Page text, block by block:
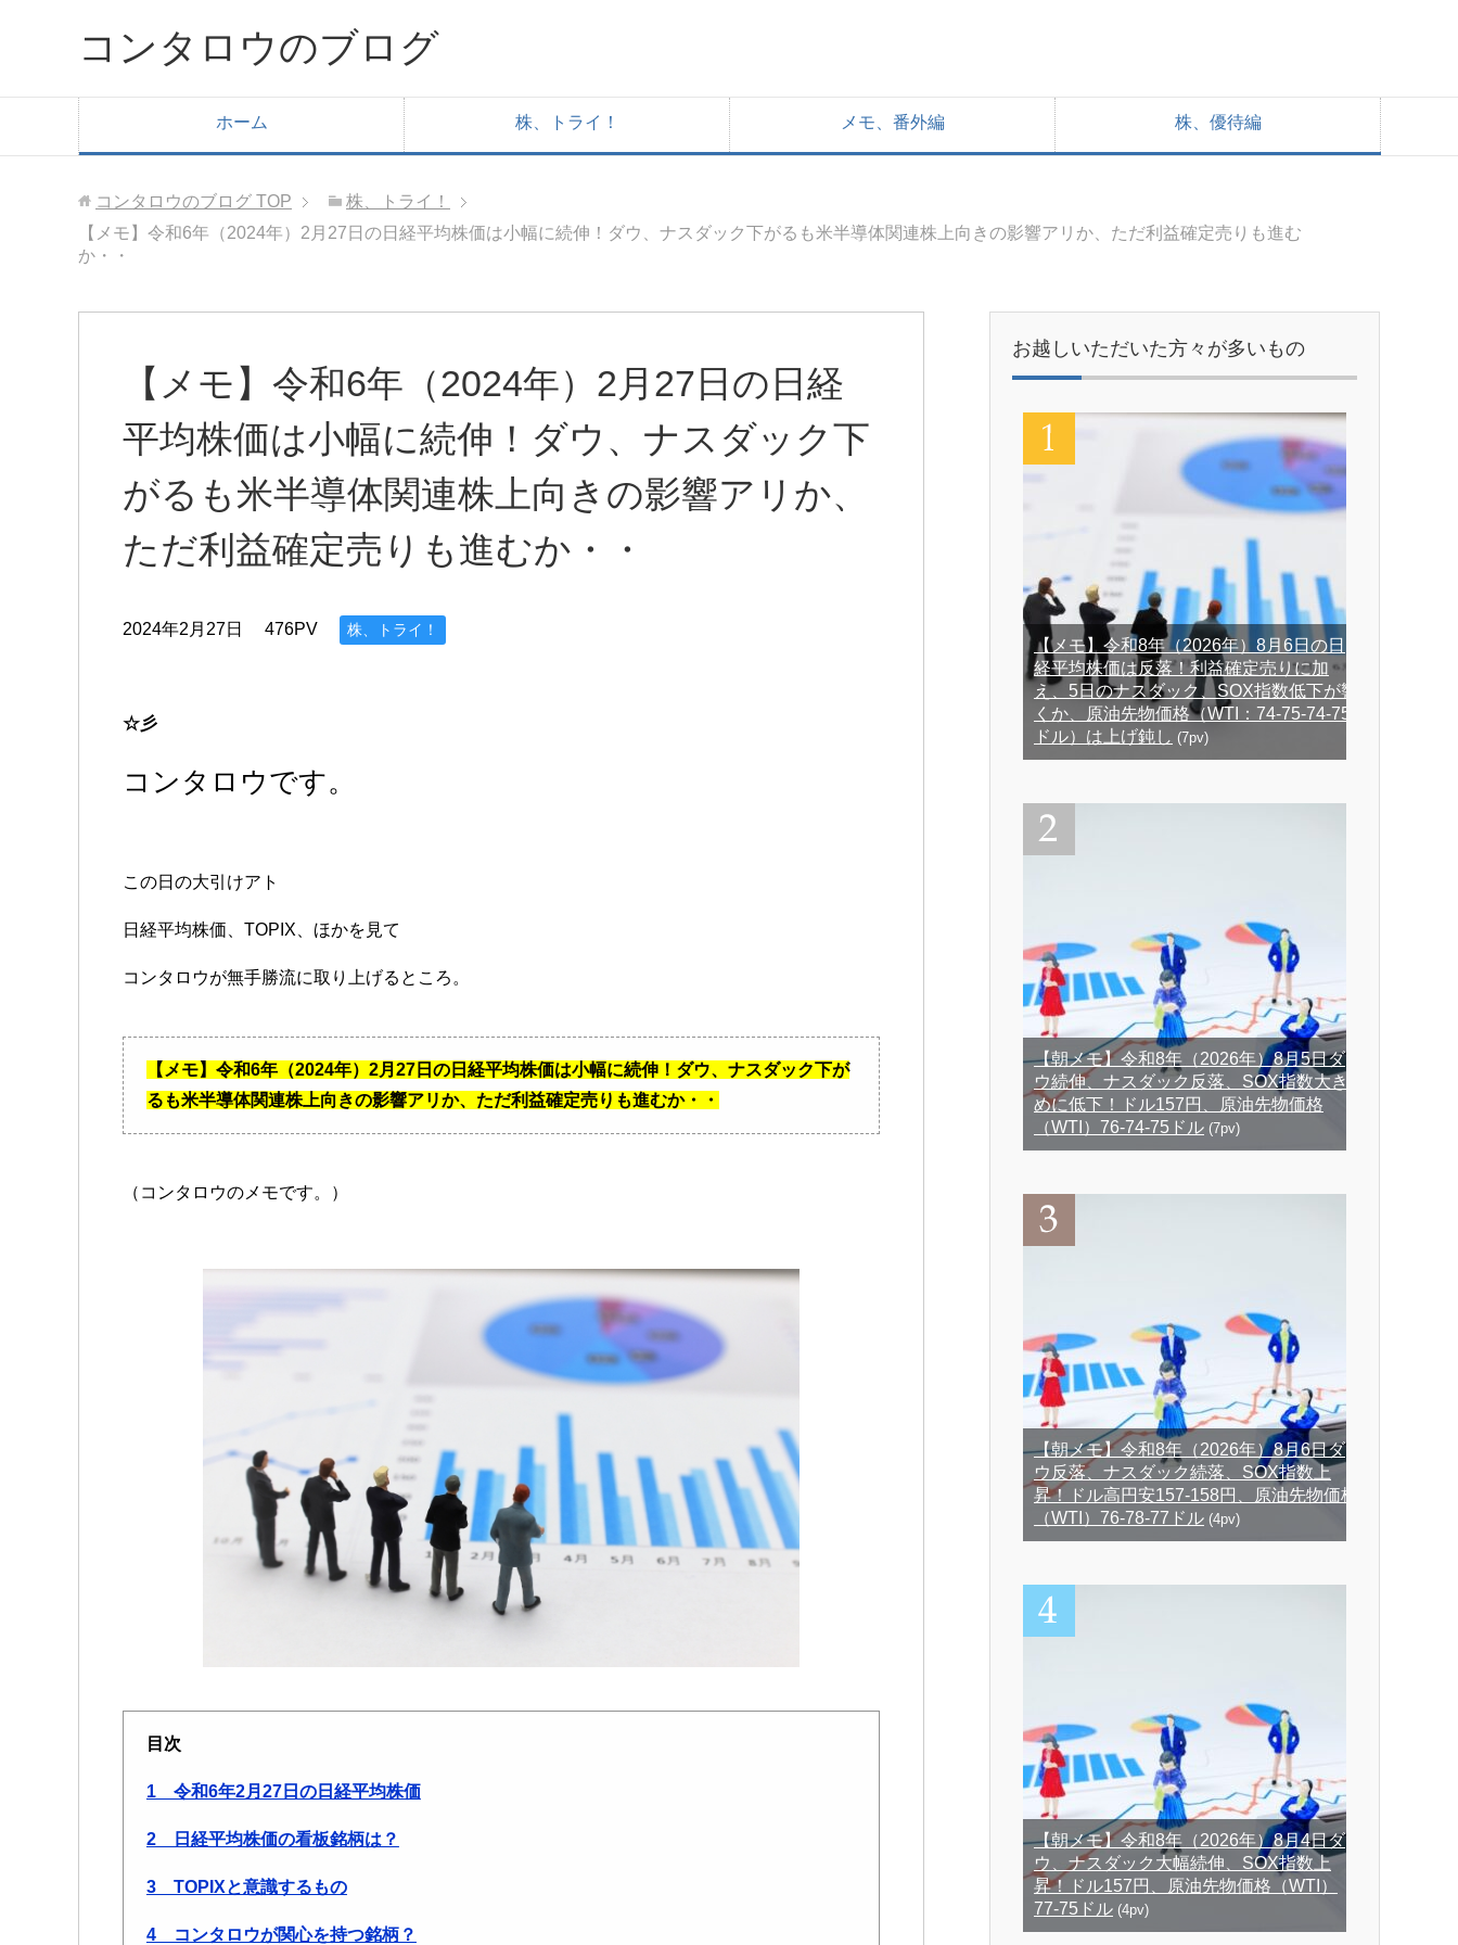
コンタロウのブログ
ホーム 株、トライ！ メモ、番外編 株、優待編
コンタロウのブログ TOP
株、トライ！
【メモ】令和6年（2024年）2月27日の日経平均株価は小幅に続伸！ダウ、ナスダック下がるも米半導体関連株上向きの影響アリか、ただ利益確定売りも進む
か・・
【メモ】令和6年（2024年）2月27日の日経
平均株価は小幅に続伸！ダウ、ナスダック下
がるも米半導体関連株上向きの影響アリか、
ただ利益確定売りも進むか・・
2024年2月27日 476PV 株、トライ！
☆彡
コンタロウです。
この日の大引けアト
日経平均株価、TOPIX、ほかを見て
コンタロウが無手勝流に取り上げるところ。
【メモ】令和6年（2024年）2月27日の日経平均株価は小幅に続伸！ダウ、ナスダック下が
るも米半導体関連株上向きの影響アリか、ただ利益確定売りも進むか・・
（コンタロウのメモです。）
目次
1 令和6年2月27日の日経平均株価
2 日経平均株価の看板銘柄は？
3 TOPIXと意識するもの
4 コンタロウが関心を持つ銘柄？
お越しいただいた方々が多いもの
【メモ】令和8年（2026年）8月6日の日
経平均株価は反落！利益確定売りに加
え、5日のナスダック、SOX指数低下が響
くか、原油先物価格（WTI：74-75-74-75
ドル）は上げ鈍し (7pv)
【朝メモ】令和8年（2026年）8月5日ダ
ウ続伸、ナスダック反落、SOX指数大き
めに低下！ドル157円、原油先物価格
（WTI）76-74-75ドル (7pv)
【朝メモ】令和8年（2026年）8月6日ダ
ウ反落、ナスダック続落、SOX指数上
昇！ドル高円安157-158円、原油先物価格
（WTI）76-78-77ドル (4pv)
【朝メモ】令和8年（2026年）8月4日ダ
ウ、ナスダック大幅続伸、SOX指数上
昇！ドル157円、原油先物価格（WTI）
77-75ドル (4pv)